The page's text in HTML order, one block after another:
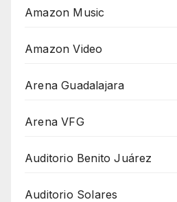
Amazon Music
Amazon Video
Arena Guadalajara
Arena VFG
Auditorio Benito Juárez
Auditorio Solares